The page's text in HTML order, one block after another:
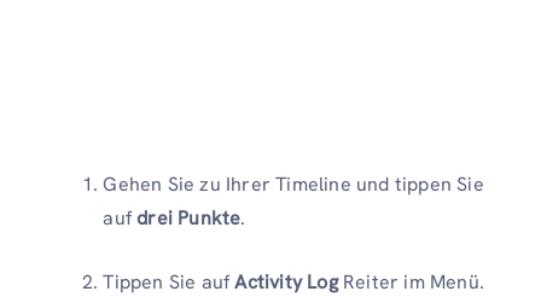
Gehen Sie zu Ihrer Timeline und tippen Sie
aufdrei Punkte.
Tippen Sie aufActivity LogReiter im Menü.